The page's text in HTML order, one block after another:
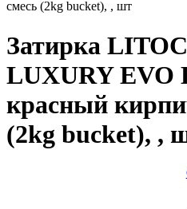
смесь (2kg bucket), , шт
Затирка
LUXURY EVO
красный
(2kg bucket), ,